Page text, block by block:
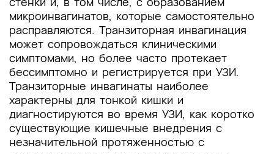
микроинвагинатов, которые самостоятельно
расправляются. Транзиторная инвагинация
может сопровождаться клиническими
симптомами, но более часто протекает
бессимптомно и регистрируется при УЗИ.
Транзиторные инвагинаты наиболее
характерны для тонкой кишки и
диагностируются во время УЗИ, как коротко
существующие кишечные внедрения с
незначительной протяженностью с